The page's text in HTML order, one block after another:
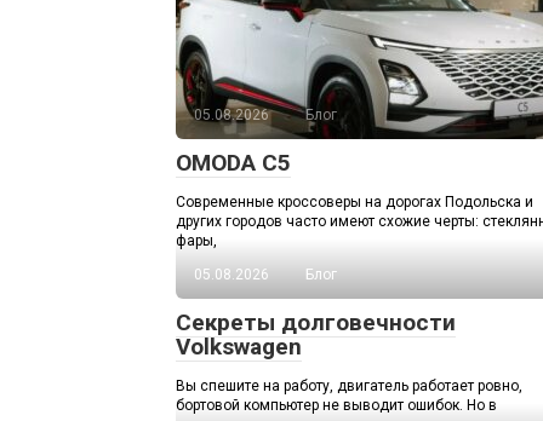
05.08.2026 Блог
OMODA C5
Современные кроссоверы на дорогах Подольска и
других городов часто имеют схожие черты:
фары,
05.08.2026
Блог
Секреты долговечности
Volkswagen
Вы спешите на работу, двигатель работает ровно,
бортовой компьютер не выводит ошибок. Но в